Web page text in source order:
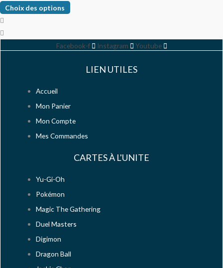
Choix des options
Facebook-f Instagram Youtube
LIEN UTILES
Accueil
Mon Panier
Mon Compte
Mes Commandes
CARTES À L'UNITE
Yu-Gi-Oh
Pokémon
Magic The Gathering
Duel Masters
Digimon
Dragon Ball